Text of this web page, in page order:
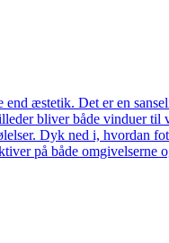
end æstetik. Det er en
bliver både vinduer til
Dyk ned i, hvordan
på både omgivelserne